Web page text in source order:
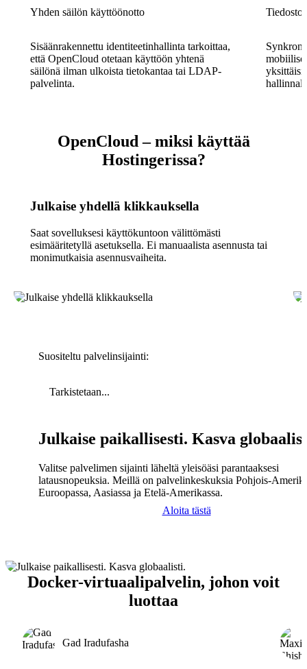
Yhden säilön käyttöönotto
Sisäänrakennettu identiteetinhallinta tarkoittaa,
että OpenCloud otetaan käyttöön yhtenä
säilönä ilman ulkoista tietokantaa tai LDAP-
palvelinta.
OpenCloud – miksi käyttää
Hostingerissa?
Julkaise yhdellä klikkauksella
Saat sovelluksesi käyttökuntoon välittömästi
esimääritetyllä asetuksella. Ei manuaalista asennusta tai
monimutkaisia asennusvaiheita.
Suositeltu palvelinsijainti:
Tarkistetaan...
Julkaise paikallisesti. Kasva
Valitse palvelimen sijainti läheltä yleisöäsi parantaaksesi
latausnopeuksia. Meillä on palvelinkeskuksia Pohjois-
Euroopassa, Aasiassa ja Etelä-Amerikassa.
Aloita tästä
Docker-virtuaalipalvelin, johon voit
luottaa
Gad Iradufasha